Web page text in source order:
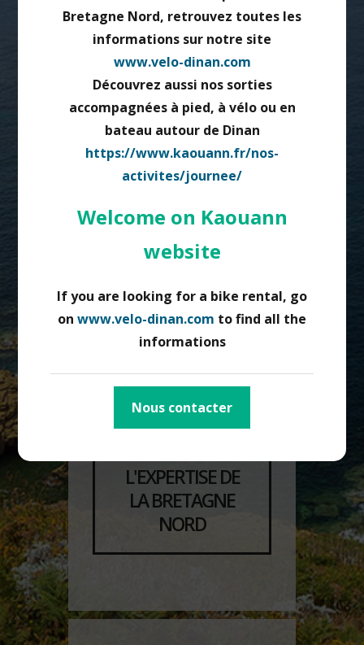
RESPONSABLES
UNE LOCATION
PORT DE DINAN
L'EXPERTISE DE
LA BRETAGNE
NORD
Bretagne Nord, retrouvez toutes les
informations sur notre site
www.velo-dinan.com
Découvrez aussi nos sorties
accompagnées à pied, à vélo ou en
bateau autour de Dinan
https://www.kaouann.fr/nos-
activites/journee/
Welcome on Kaouann
website
If you are looking for a bike rental, go
on www.velo-dinan.com to find all the
informations
Nous contacter